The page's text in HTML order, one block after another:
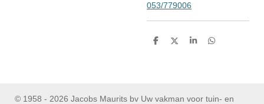
053/779006
D
D
S
D
© 1958 - 2026 Jacobs Maurits bv Uw vakman voor tuin- en